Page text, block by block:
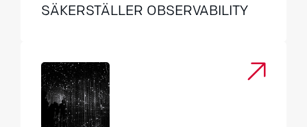
SÄKERSTÄLLER OBSERVABILITY